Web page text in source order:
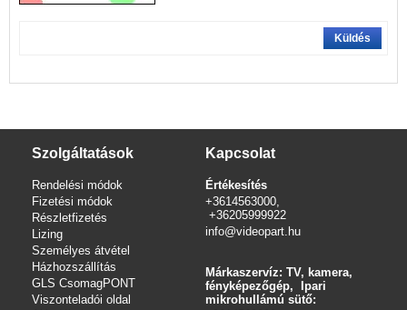
Küldés
Szolgáltatások
Rendelési módok
Fizetési módok
Részletfizetés
Lizing
Személyes átvétel
Házhozszállítás
GLS CsomagPONT
Viszonteladói oldal
Kapcsolat
Értékesítés
+3614563000,
+36205999922
info@videopart.hu
Márkaszervíz: TV, kamera,
fényképezőgép, Ipari
mikrohullámú sütő: